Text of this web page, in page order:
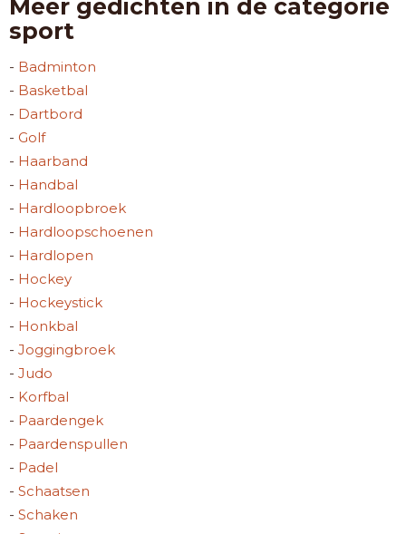
Meer gedichten in de categorie
sport
- Badminton
- Basketbal
- Dartbord
- Golf
- Haarband
- Handbal
- Hardloopbroek
- Hardloopschoenen
- Hardlopen
- Hockey
- Hockeystick
- Honkbal
- Joggingbroek
- Judo
- Korfbal
- Paardengek
- Paardenspullen
- Padel
- Schaatsen
- Schaken